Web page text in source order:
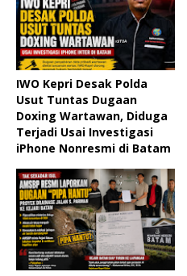
IWO Kepri Desak Polda
Usut Tuntas Dugaan
Doxing Wartawan, Diduga
Terjadi Usai Investigasi
iPhone Nonresmi di Batam